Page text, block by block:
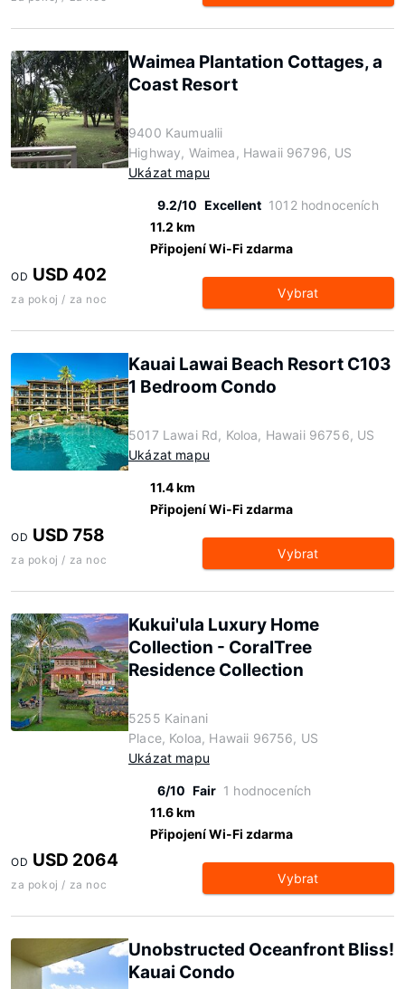
Waimea Plantation Cottages, a
Coast Resort
9400 Kaumualii
Highway, Waimea, Hawaii 96796, US
Ukázat mapu
9.2/10 Excellent 1012 hodnoceních
11.2 km
Připojení Wi-Fi zdarma
OD USD 402
za pokoj / za noc Vybrat
Kauai Lawai Beach Resort C103
1 Bedroom Condo
5017 Lawai Rd, Koloa, Hawaii 96756, US
Ukázat mapu
11.4 km
Připojení Wi-Fi zdarma
OD USD 758
za pokoj / za noc Vybrat
Kukui'ula Luxury Home
Collection - CoralTree
Residence Collection
5255 Kainani
Place, Koloa, Hawaii 96756, US
Ukázat mapu
6/10 Fair 1 hodnoceních
11.6 km
Připojení Wi-Fi zdarma
OD USD 2064
za pokoj / za noc Vybrat
Unobstructed Oceanfront Bliss!
Kauai Condo